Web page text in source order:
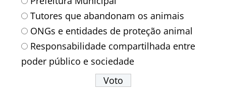
Tutores que abandonam os animais
ONGs e entidades de proteção animal
Responsabilidade compartilhada entre
poder público e sociedade